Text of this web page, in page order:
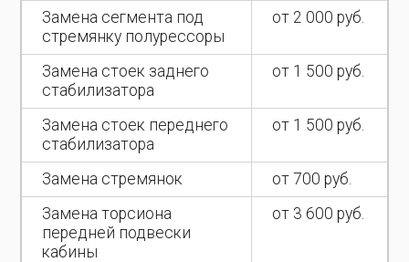
Замена сегмента под
стремянку полурессоры
от 2 000 руб.
Замена стоек заднего
стабилизатора
от 1 500 руб.
Замена стоек переднего
стабилизатора
от 1 500 руб.
Замена стремянок
от 700 руб.
Замена торсиона
передней подвески
кабины
от 3 600 руб.